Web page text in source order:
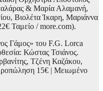
& Μαρία Αλαμανή,
Βιολέτα Ίκαρη, Μαριάννα
Ταμείο / more.com).
Γάμος» του F.G. Lorca
Κώστας Τσιάνος.
Τζένη Καζάκου,
15€ | Μειωμένο